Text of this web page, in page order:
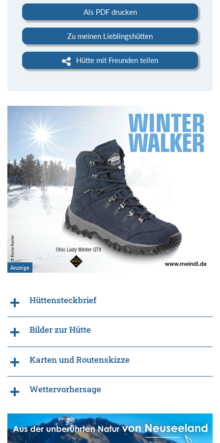
Als PDF drucken
Zu meinen Lieblingshütten
Hütte mit Freunden teilen
Hüttensteckbrief
Bilder zur Hütte
Karten und Routenskizze
Wettervorhersage